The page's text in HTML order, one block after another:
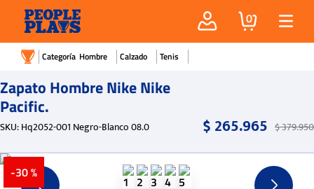
0
Hombre Calzado Tenis
Zapato Hombre Nike Nike
Pacific.
SKU:Hq2052-001 Negro-Blanco 08.0 $265.965 $379.950
-30 %